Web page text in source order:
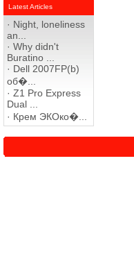
Latest Articles
· Night, loneliness
an...
· Why didn't
Buratino ...
· Dell 2007FP(b)
об�...
· Z1 Pro Express
Dual ...
· Крем ЭКОко�...